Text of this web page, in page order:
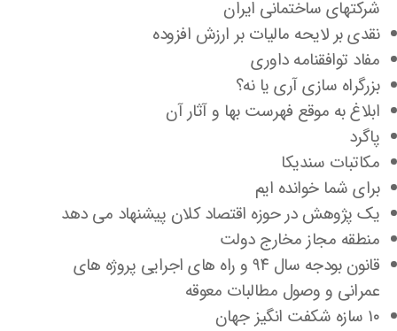
شرکتهای ساختمانی ایران
نقدی بر لایحه مالیات بر ارزش افزوده
مفاد توافقنامه داوری
بزرگراه سازی آری یا نه؟
ابلاغ به موقع فهرست بها و آثار آن
پاگرد
مکاتبات سندیکا
برای شما خوانده ایم
یک پژوهش در حوزه اقتصاد کلان پیشنهاد می دهد
منطقه مجاز مخارج دولت
قانون بودجه سال ۹۴ و راه های اجرایی پروژه های
عمرانی و وصول مطالبات معوقه
۱۰ سازه شکفت انگیز جهان